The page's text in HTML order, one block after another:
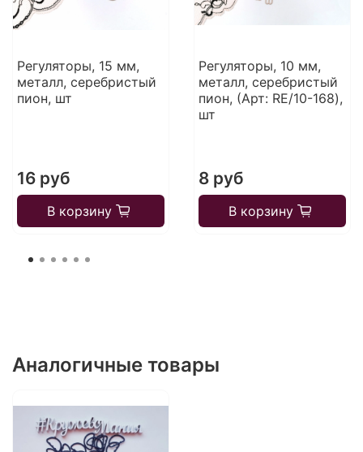
Регуляторы, 15 мм,
металл, серебристый
пион, шт
16 руб
В корзину
Регуляторы, 10 мм,
металл, серебристый
пион, (Арт: RE/10-168),
шт
8 руб
В корзину
Аналогичные товары